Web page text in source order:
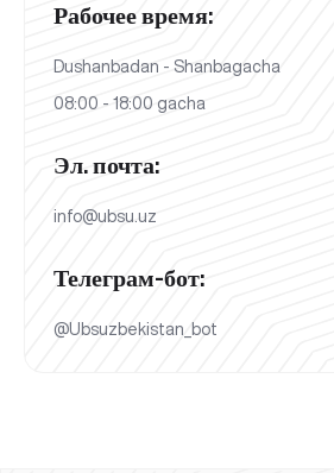
Рабочее время:
Dushanbadan - Shanbagacha
08:00 - 18:00 gacha
Эл. почта:
info@ubsu.uz
Телеграм-бот:
@Ubsuzbekistan_bot